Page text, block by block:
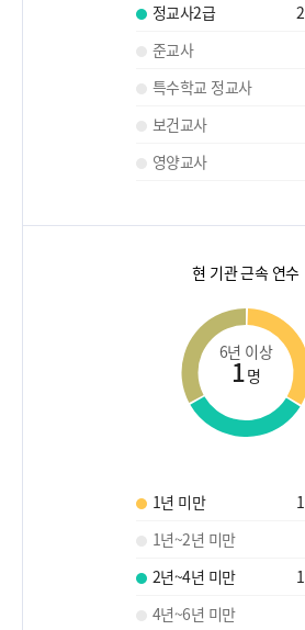
정교사2급
2
준교사
특수학교 정교사
보건교사
영양교사
현 기관 근속 연수
6년 이상
1명
1년 미만 1
1년~2년 미만
2년~4년 미만
1
4년~6년 미만